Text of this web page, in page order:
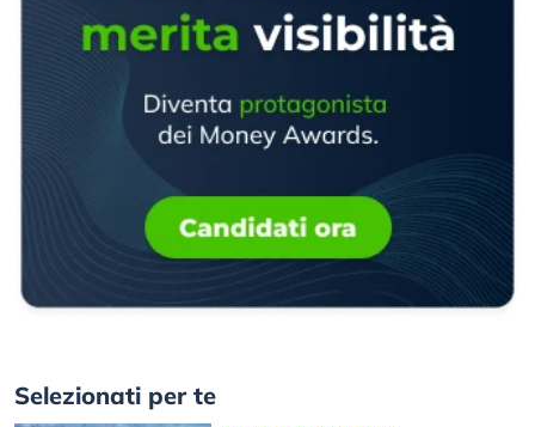
Selezionati per te